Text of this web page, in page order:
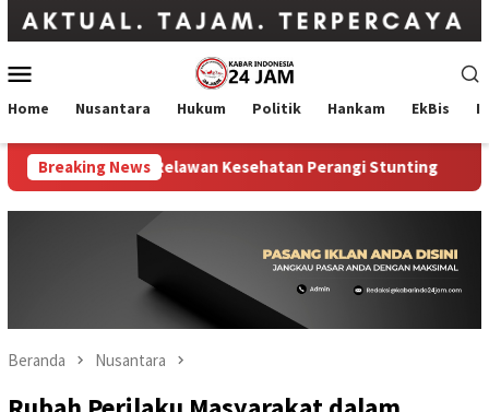
Loncat
Mobile
Home Nusantara Hukum Politik Hankam EkBis
Breaking News
Siapkan Relawan Kesehatan Perangi Stunting
Beranda Nusantara